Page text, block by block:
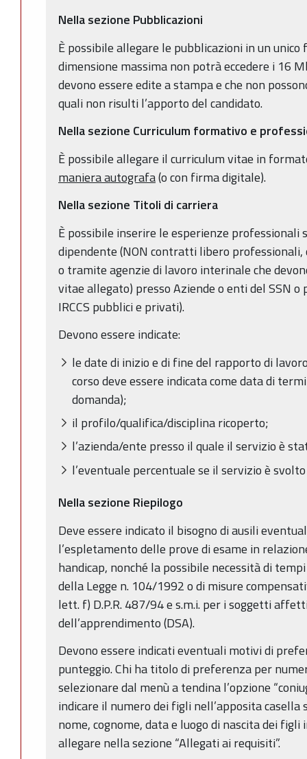
Nella sezione Pubblicazioni
È possibile allegare le pubblicazioni in un
dimensione massima non potrà eccedere i 16
devono essere edite a stampa e che non
quali non risulti l’apporto del candidato.
Nella sezione Curriculum formativo e
È possibile allegare il curriculum vitae in
maniera autografa(o con firma digitale).
Nella sezione Titoli di carriera
È possibile inserire le esperienze
dipendente (NON contratti libero professionali,
o tramite agenzie di lavoro interinale che
vitae allegato) presso Aziende o enti del SSN o
IRCCS pubblici e privati).
Devono essere indicate:
le date di inizio e di fine del rapporto di
corso deve essere indicata come data di
domanda);
il profilo/qualifica/disciplina ricoperto;
l’azienda/ente presso il quale il servizio è
l’eventuale percentuale se il servizio è
Nella sezione Riepilogo
Deve essere indicato il bisogno di ausili
l’espletamento delle prove di esame in
handicap, nonché la possibile necessità di
della Legge n. 104/1992 o di misure
lett. f) D.P.R. 487/94 e s.m.i. per i soggetti
dell’apprendimento (DSA).
Devono essere indicati eventuali motivi di
punteggio. Chi ha titolo di preferenza per
selezionare dal menù a tendina l’opzione
indicare il numero dei figli nell’apposita
nome, cognome, data e luogo di nascita dei
allegare nella sezione “Allegati ai requisiti”.